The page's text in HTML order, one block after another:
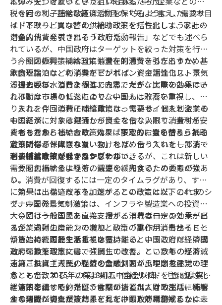
税を行って、正常な経済活動を保てるようにした。2本目
は「下取り、買い替え」補助政策を打ち出して、家計の
潜在的消費を引き出そうとした。
今回の利子補給政策は3本目の「矢」と言え、需要サ
イドとサービスなどの供給サイドを活性化しようとして
いる。
全人代で発表される「政府活動報告」などでも述べら
れているが、中国政府はターゲットを絞った対策を行
う。今回の利子補給政策も潜在的消費を引き出すため、
飲食や宿泊などの消費をピンポイントで活性化し、景気
浮揚の呼び水としようとした。
今回の振興策は本当に消費を刺激できるだろうか。基
本的理論では、利子率が下がれば、資金調達コスト下が
ることから、消費を促進できる。だが、実際の効果はそ
れほどはっきりしたものでないかもしれない。
過去数年、コロナ禍と、内需で大きな比重を占めてい
た不動産市場の低迷により、中国人は貯蓄を重視し、借
り入れを伴う消費には慎重になっている。個人と企業の
中国経済に対する見通しが良くならない限り、金利が安
くなったからといって、人々は多くのお金を借りられる
ようになるとは限らない。
また、今回の利子補給政策は、需要サイドを刺激する
ものだが、対象は銀行から資金を借り入れて消費する消
費者を対象としており、効果は限定的になるだろう。一
定の所得が保障されていなければ、借り入れをしてまで
消費しようとはなかなか思わない。
もちろん、補給金政策は、「下取り、買い替え」補助
政策同様、「大きな買い物」をためらっていた一部消費
者の購買意欲を引き出すことができるが、これは新しい
需要を創出するよりも、需要の「先食い」の要素が強
い。
利子補給政策が発するシグナル
今回の補給金は経済の減速を緩和するためのものであ
り、消費が回復するには一定のタイムラグがあり、すぐ
に効果は出ないだろう。だが、この政策は以下の4つのシ
グナルを発している。
第一に、構造改革を加速するということだ。これま
で、中国の景気刺激策は、インフラや製造業への投資を
大いに行うものであった。だが、それは一定の効果が出
るが、過剰生産能力の増加という「副作用」も出ること
から、持続可能であるとは言い難い。中国政府は経済構
造の転換を政策文書で強調してきた。ここ数年の経済減
速は「投資主導型」経済の負の側面が出ている。
今回は一般国民を直接支援する消費者ローンとサービ
ス企業向けのローンであり、政策の重心が消費サイドに
傾き始めたことを示している。
第二に、国民生活重視を堅持するということだ。中国
政府の政策理念には、「民生の改善」というものがあ
る。これは「人民の利益を念頭におく」中国共産党の理
念とも合致する。これまでは、供給サイドを主に活性化
する策を講じていたが、今回の措置は人々の生活に影響
する消費への支援策だ。どれだけの人が利用するかは未
第三に、「人民のための金融」という理念を体現でき
ることだ。2015年の第18期五中全会以降、「金融は実体
経済に奉仕する」という言葉がよく出てきて、バーチャ
ルな分野に資金が流れることを中国政府は警戒した。こ
第四に、一時的措置ではないことだ。財政部は、補給
金の期限が切れたら効果を見て、もし効果が好ましくな